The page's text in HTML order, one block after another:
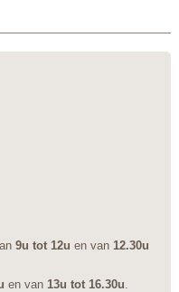
9u tot 12u en van 12.30u
en van 13u tot 16.30u.